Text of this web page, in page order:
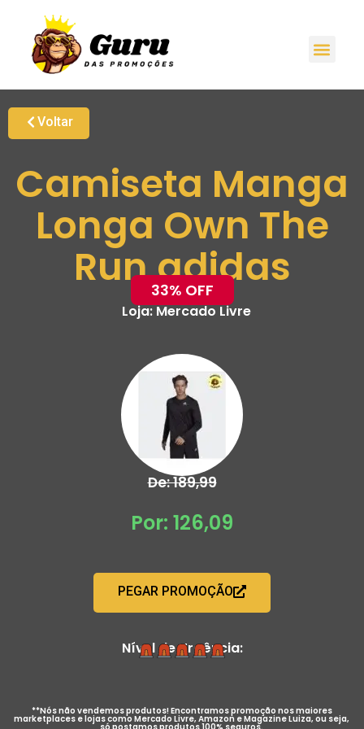
Voltar
Camiseta Manga
Longa Own The
Run adidas
33% OFF
Loja:Mercado Livre
De: 189,99
Por: 126,09
PEGAR PROMOÇÃO
Nível de Urgência:
**Nós não vendemos produtos! Encontramos promoção nos maiores
marketplaces e lojas como Mercado Livre, Amazon e Magazine Luiza, ou seja,